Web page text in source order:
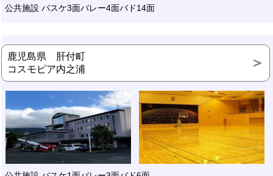
公共施設 バスケ3面バレー4面バド14面
鹿児島県 肝付町
コスモピア内之浦